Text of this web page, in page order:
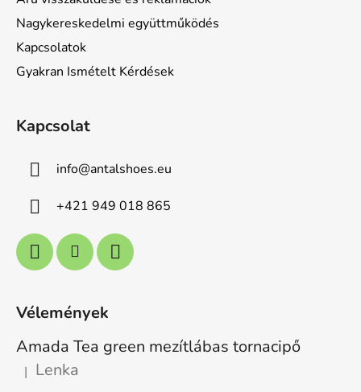
Nagykereskedelmi együttműködés
Kapcsolatok
Gyakran Ismételt Kérdések
Kapcsolat
info@antalshoes.eu
+421 949 018 865
Vélemények
Amada Tea green mezítlábas tornacipő
A termék értékelése 5-ből 5 csillag.
| Lenka